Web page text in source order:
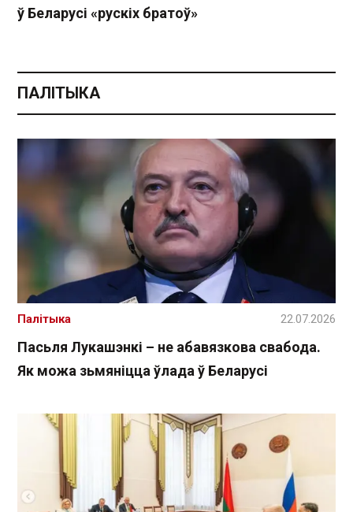
ў Беларусі «рускіх братоў»
ПАЛІТЫКА
Пасьля Лукашэнкі – не абавязкова свабода.
Як можа зьмяніцца ўлада ў Беларусі
Палітыка 22.07.2026